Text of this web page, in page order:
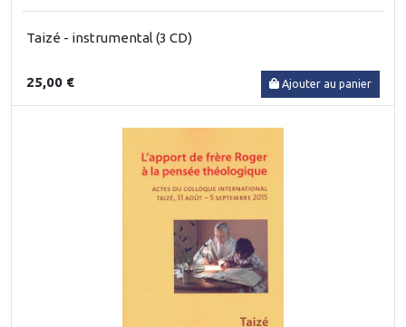
Taizé - instrumental (3 CD)
25,00 € Ajouter au panier